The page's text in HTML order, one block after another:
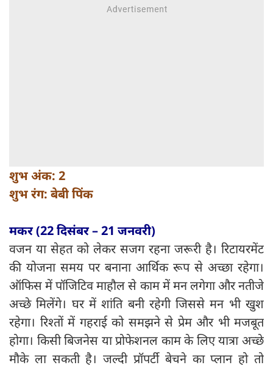
शुभ अंक: 2
शुभ रंग: बेबी पिंक
मकर (22 दिसंबर – 21 जनवरी)
वजन या सेहत को लेकर सजग रहना जरूरी है। रिटायरमेंट
की योजना समय पर बनाना आर्थिक रूप से अच्छा रहेगा।
ऑफिस में पॉजिटिव माहौल से काम में मन लगेगा और नतीजे
अच्छे मिलेंगे। घर में शांति बनी रहेगी जिससे मन भी खुश
रहेगा। रिश्तों में गहराई को समझने से प्रेम और भी मजबूत
होगा। किसी बिजनेस या प्रोफेशनल काम के लिए यात्रा अच्छे
मौके ला सकती है। जल्दी प्रॉपर्टी बेचने का प्लान हो तो